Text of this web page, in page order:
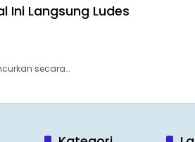
Ini Langsung Ludes
secara…